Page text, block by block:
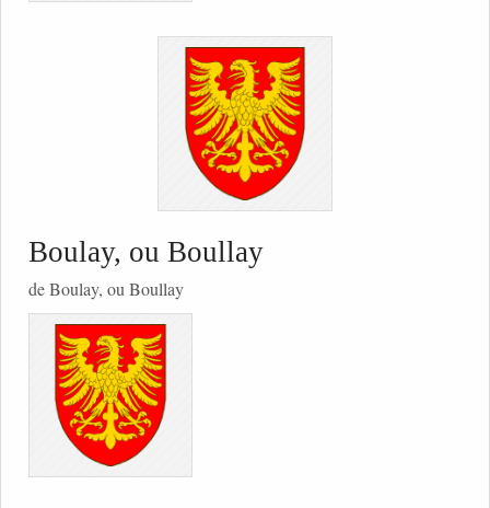
Boulay, ou Boullay
de Boulay, ou Boullay